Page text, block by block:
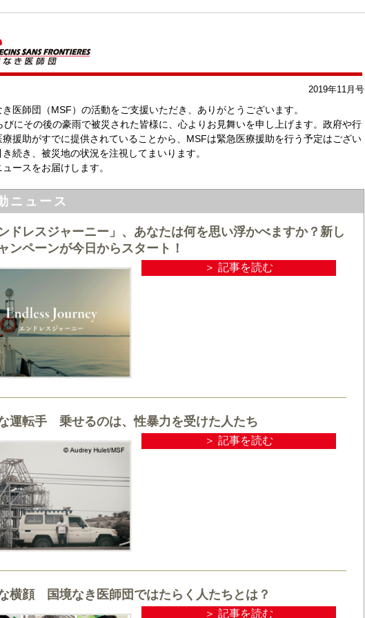
2019年11月号
医師団（MSF）の活動をご支援いただき、ありがとうございます。
びにその後の豪雨で被災された皆様に、心よりお見舞いを申し上げます。政府や行
援助がすでに提供されていることから、MSFは緊急医療援助を行う予定はござい
続き、被災地の状況を注視してまいります。
ースをお届けします。
ニュース
ドレスジャーニー」、あなたは何を思い浮かべますか？新し
ンペーンが今日からスタート！
＞ 記事を読む
運転手 乗せるのは、性暴力を受けた人たち
＞ 記事を読む
横顔 国境なき医師団ではたらく人たちとは？
＞ 記事を読む